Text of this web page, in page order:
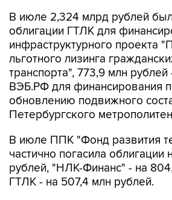
В июле 2,324 млрд рублей
облигации ГТЛК для
инфраструктурного проекта
льготного лизинга
транспорта", 773,9 млн
ВЭБ.РФ для финансирования
обновлению подвижного
Петербургского
В июле ППК "Фонд развития
частично погасила облигации
рублей, "НЛК-Финанс" - на
ГТЛК - на 507,4 млн рублей.